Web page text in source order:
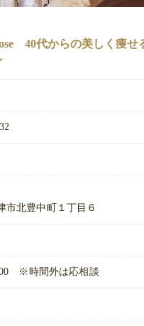
40代からの美しく痩せ
市北豊中町１丁目６
※時間外は応相談